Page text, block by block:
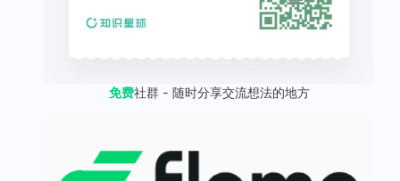
免费社群 - 随时分享交流想法的地方